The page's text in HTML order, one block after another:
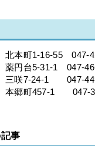
北本町1-16-55 047-
薬円台5-31-1 047-
三咲7-24-1 047-
本郷町457-1 047-
事